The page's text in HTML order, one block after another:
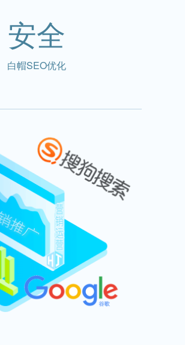
安全
白帽SEO优化